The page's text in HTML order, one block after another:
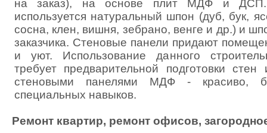
на заказ), на основе плит МДФ и ДСП.
используется натуральный шпон (дуб, бук,
сосна, клен, вишня, зебрано, венге и др.) и
заказчика. Стеновые панели придают
и уют. Использование данного
требует предварительной подготовки
стеновыми панелями МДФ - красиво,
специальных навыков.
Ремонт квартир, ремонт офисов,